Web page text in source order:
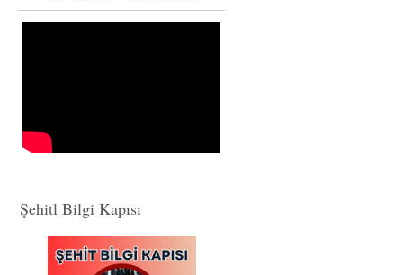
Şehitl Bilgi Kapısı